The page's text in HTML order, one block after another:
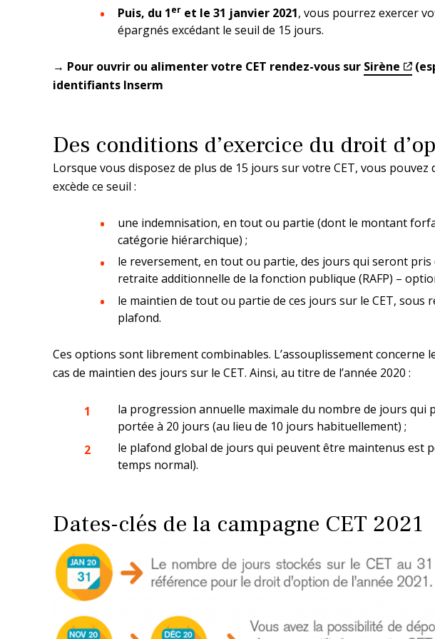
Puis, du 1er et le 31 janvier 2021, vous pourrez exercer
épargnés excédant le seuil de 15 jours.
→ Pour ouvrir ou alimenter votre CET rendez-vous sur Sirène
identifiants Inserm
Des conditions d’exercice du droit
Lorsque vous disposez de plus de 15 jours sur votre CET, vous
excède ce seuil :
une indemnisation, en tout ou partie (dont le montant
catégorie hiérarchique) ;
le reversement, en tout ou partie, des jours qui seront pris
retraite additionnelle de la fonction publique (RAFP) –
le maintien de tout ou partie de ces jours sur le CET, sous
plafond.
Ces options sont librement combinables. L’assouplissement concerne
cas de maintien des jours sur le CET. Ainsi, au titre de l’année 2020 :
la progression annuelle maximale du nombre de jours qui
portée à 20 jours (au lieu de 10 jours habituellement) ;
le plafond global de jours qui peuvent être maintenus est
temps normal).
Dates-clés de la campagne CET 2021​​​